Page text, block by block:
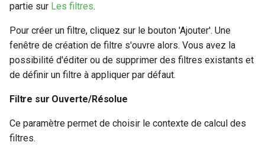
partie sur Les filtres.
Pour créer un filtre, cliquez sur le bouton 'Ajouter'. Une
fenêtre de création de filtre s'ouvre alors. Vous avez la
possibilité d'éditer ou de supprimer des filtres existants et
de définir un filtre à appliquer par défaut.
Filtre sur Ouverte/Résolue
Ce paramètre permet de choisir le contexte de calcul des
filtres.